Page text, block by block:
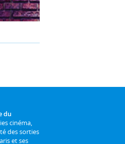
du
cinéma,
des sorties
et ses